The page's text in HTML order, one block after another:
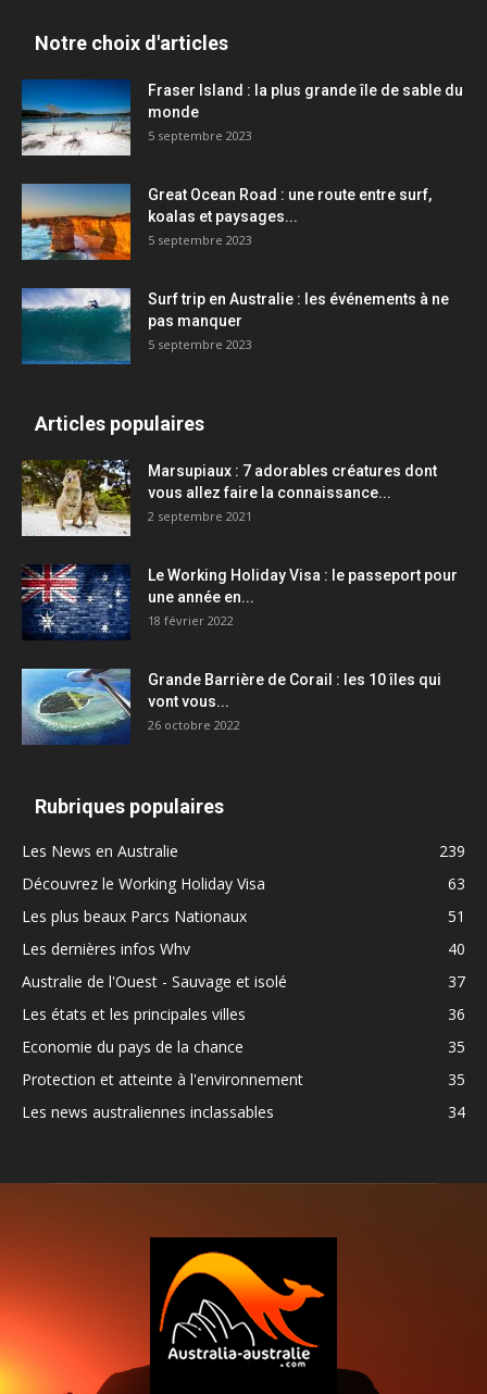
Notre choix d'articles
Fraser Island : la plus grande île de sable du
monde
5 septembre 2023
Great Ocean Road : une route entre surf,
koalas et paysages...
5 septembre 2023
Surf trip en Australie : les événements à ne
pas manquer
5 septembre 2023
Articles populaires
Marsupiaux : 7 adorables créatures dont
vous allez faire la connaissance...
2 septembre 2021
Le Working Holiday Visa : le passeport pour
une année en...
18 février 2022
Grande Barrière de Corail : les 10 îles qui
vont vous...
26 octobre 2022
Rubriques populaires
Les News en Australie
239
Découvrez le Working Holiday Visa
63
Les plus beaux Parcs Nationaux
51
Les dernières infos Whv
40
Australie de l'Ouest - Sauvage et isolé
37
Les états et les principales villes
36
Economie du pays de la chance
35
Protection et atteinte à l'environnement
35
Les news australiennes inclassables
34